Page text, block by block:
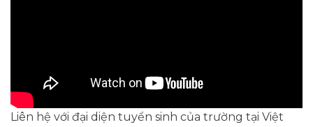
Liên hệ với đại diện tuyển sinh của trường tại Việt